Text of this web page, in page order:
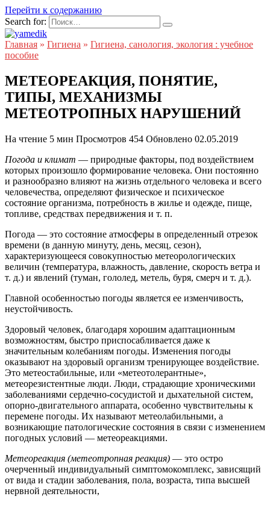
Перейти к содержанию
Search for:
Главная » Гигиена » Гигиена, санология, экология : учебное
пособие
МЕТЕОРЕАКЦИЯ, ПОНЯТИЕ,
ТИПЫ, МЕХАНИЗМЫ
МЕТЕОТРОПНЫХ НАРУШЕНИЙ
На чтение 5 мин Просмотров 454 Обновлено 02.05.2019
Погода и климат — природные факторы, под воздействием
которых произошло формирование человека. Они постоянно
и разнообразно влияют на жизнь отдельного человека и всего
человечества, определяют физическое и психическое
состояние организма, потребность в жилье и одежде, пище,
топливе, средствах передвижения и т. п.
Погода — это состояние атмосферы в определенный отрезок
времени (в данную минуту, день, месяц, сезон),
характеризующееся совокупностью метеорологических
величин (температура, влажность, давление, скорость ветра и
т. д.) и явлений (туман, гололед, метель, буря, смерч и т. д.).
Главной особенностью погоды является ее изменчивость,
неустойчивость.
Здоровый человек, благодаря хорошим адаптационным
возможностям, быстро приспосабливается даже к
значительным колебаниям погоды. Изменения погоды
оказывают на здоровый организм тренирующее воздействие.
Это метеостабильные, или «метеотолерантные»,
метеорезистентные люди. Люди, страдающие хроническими
заболеваниями сердечно-сосудистой и дыхательной систем,
опорно-двигательного аппарата, особенно чувствительны к
перемене погоды. Их называют метеолабильными, а
возникающие патологические состояния в связи с изменением
погодных условий — метеореакциями.
Метеореакция (метеотропная реакция) — это остро
очерченный индивидуальный симптомокомплекс, зависящий
от вида и стадии заболевания, пола, возраста, типа высшей
нервной деятельности,